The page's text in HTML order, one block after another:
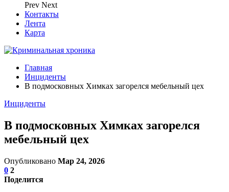
Prev Next
Контакты
Лента
Карта
Главная
Инциденты
В подмосковных Химках загорелся мебельный цех
Инциденты
В подмосковных Химках загорелся
мебельный цех
Опубликовано Мар 24, 2026
0 2
Поделится